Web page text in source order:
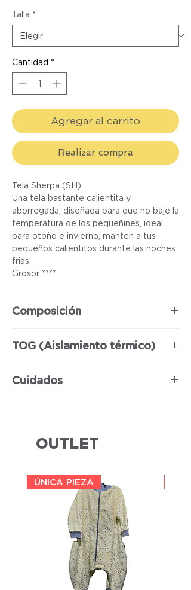
Talla *
Cantidad *
Agregar al carrito
Realizar compra
Tela Sherpa (SH)
Una tela bastante calientita y
aborregada, diseñada para que no baje la
temperatura de los pequeñines, ideal
para otoño e invierno, manten a tus
pequeños calientitos durante las noches
frias.
Grosor ****
Composición
TOG (Aislamiento térmico)
Cuidados
OUTLET
ÚNICA PIEZA